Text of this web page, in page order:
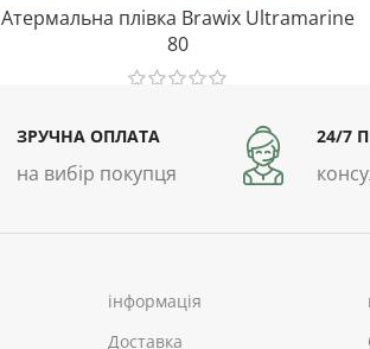
Атермальна плівка Brawix Ultramarine
80
ЗРУЧНА ОПЛАТА
на вибір покупця
24/7
інформація
Доставка